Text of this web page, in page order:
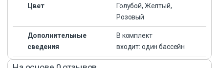
Цвет
Голубой, Желтый,
Розовый
Дополнительные
сведения
В комплект
входит: один бассейн